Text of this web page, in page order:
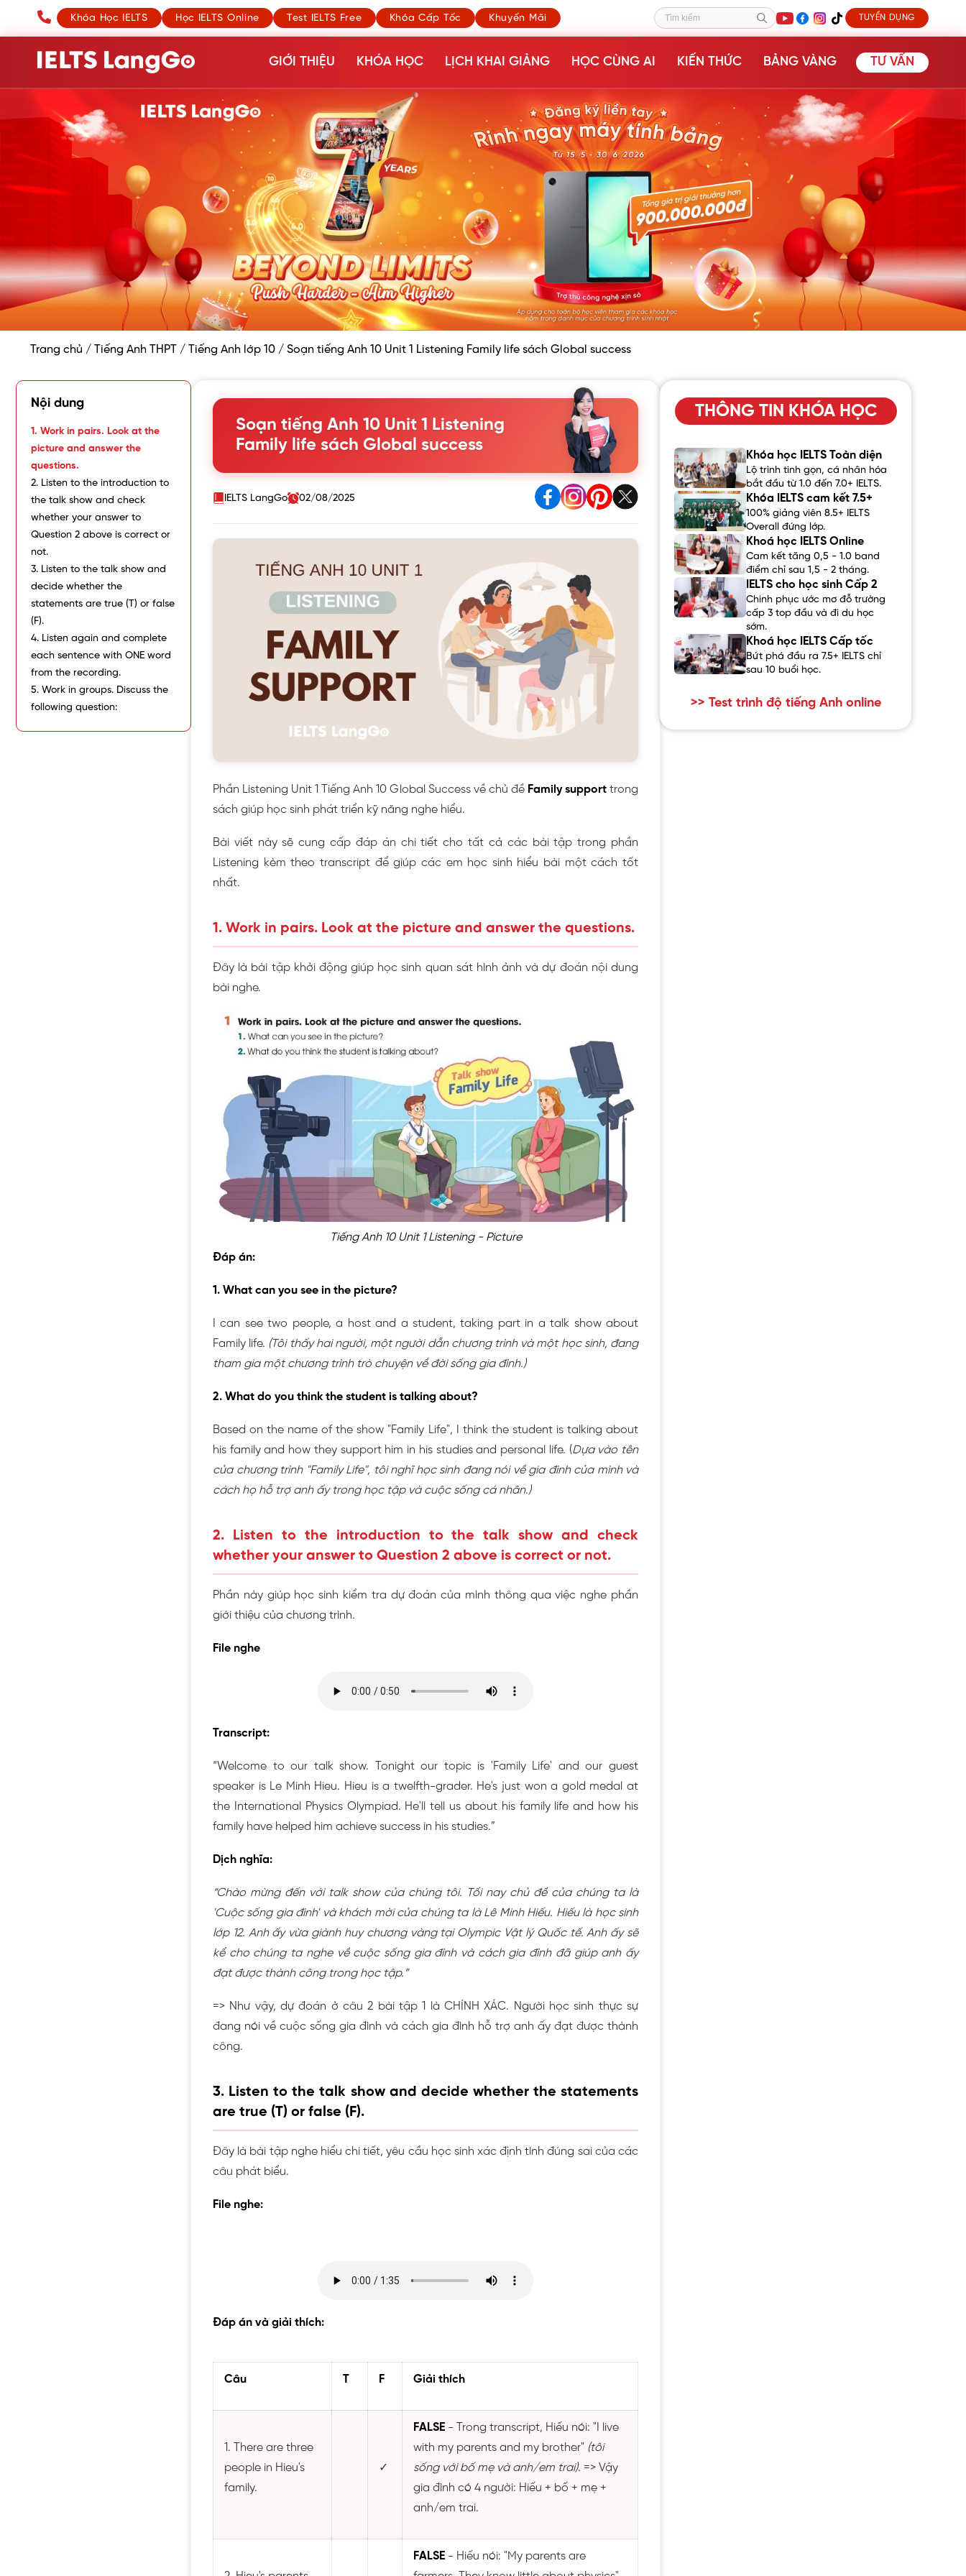
Khóa Học IELTS Học IELTS Online Test IELTS Free Khóa Cấp Tốc Khuyến Mãi Tìm kiếm TUYỂN DỤNG
GIỚI THIỆU KHÓA HỌC LỊCH KHAI GIẢNG HỌC CÙNG AI KIẾN THỨC BẢNG VÀNG TƯ VẤN
Trang chủ / Tiếng Anh THPT / Tiếng Anh lớp 10 / Soạn tiếng Anh 10 Unit 1 Listening Family life sách Global success
Nội dung
1. Work in pairs. Look at the
picture and answer the
questions.
2. Listen to the introduction to
the talk show and check
whether your answer to
Question 2 above is correct or
not.
3. Listen to the talk show and
decide whether the
statements are true (T) or false
(F).
4. Listen again and complete
each sentence with ONE word
from the recording.
5. Work in groups. Discuss the
following question:
Soạn tiếng Anh 10 Unit 1 Listening
Family life sách Global success
IELTS LangGo 02/08/2025
Phần Listening Unit 1 Tiếng Anh 10 Global Success về chủ đề Family supporttrong
sách giúp học sinh phát triển kỹ năng nghe hiểu.
Bài viết này sẽ cung cấp đáp án chi tiết cho tất cả các bài tập trong phần
Listening kèm theo transcript để giúp các em học sinh hiểu bài một cách tốt
nhất.
1. Work in pairs. Look at the picture and answer the questions.
Đây là bài tập khởi động giúp học sinh quan sát hình ảnh và dự đoán nội dung
bài nghe.
Tiếng Anh 10 Unit 1 Listening - Picture
Đáp án:
1. What can you see in the picture?
I can see two people, a host and a student, taking part in a talk show about
Family life. (Tôi thấy hai người, một người dẫn chương trình và một học sinh, đang
tham gia một chương trình trò chuyện về đời sống gia đình.)
2. What do you think the student is talking about?
Based on the name of the show "Family Life", I think the student is talking about
his family and how they support him in his studies and personal life. (Dựa vào tên
của chương trình "Family Life", tôi nghĩ học sinh đang nói về gia đình của mình và
cách họ hỗ trợ anh ấy trong học tập và cuộc sống cá nhân.)
2. Listen to the introduction to the talk show and check
whether your answer to Question 2 above is correct or not.
Phần này giúp học sinh kiểm tra dự đoán của mình thông qua việc nghe phần
giới thiệu của chương trình.
File nghe
Transcript:
“Welcome to our talk show. Tonight our topic is 'Family Life' and our guest
speaker is Le Minh Hieu. Hieu is a twelfth-grader. He's just won a gold medal at
the International Physics Olympiad. He'll tell us about his family life and how his
family have helped him achieve success in his studies.”
Dịch nghĩa:
“Chào mừng đến với talk show của chúng tôi. Tối nay chủ đề của chúng ta là
'Cuộc sống gia đình' và khách mời của chúng ta là Lê Minh Hiếu. Hiếu là học sinh
lớp 12. Anh ấy vừa giành huy chương vàng tại Olympic Vật lý Quốc tế. Anh ấy sẽ
kể cho chúng ta nghe về cuộc sống gia đình và cách gia đình đã giúp anh ấy
đạt được thành công trong học tập.”
=> Như vậy, dự đoán ở câu 2 bài tập 1 là CHÍNH XÁC. Người học sinh thực sự
đang nói về cuộc sống gia đình và cách gia đình hỗ trợ anh ấy đạt được thành
công.
3. Listen to the talk show and decide whether the statements
are true (T) or false (F).
Đây là bài tập nghe hiểu chi tiết, yêu cầu học sinh xác định tính đúng sai của các
câu phát biểu.
File nghe:
Đáp án và giải thích:
Câu T F Giải thích
1. There are three
people in Hieu's
family.
✓
FALSE - Trong transcript, Hiếu nói: "I live
with my parents and my brother" (tôi
sống với bố mẹ và anh/em trai). => Vậy
gia đình có 4 người: Hiếu + bố + mẹ +
anh/em trai.
FALSE - Hiếu nói: "My parents are
THÔNG TIN KHÓA HỌC
Khóa học IELTS Toàn diện
Lộ trình tinh gọn, cá nhân hóa
bắt đầu từ 1.0 đến 7.0+ IELTS.
Khóa IELTS cam kết 7.5+
100% giảng viên 8.5+ IELTS
Overall đứng lớp.
Khoá học IELTS Online
Cam kết tăng 0,5 - 1.0 band
điểm chỉ sau 1,5 - 2 tháng.
IELTS cho học sinh Cấp 2
Chinh phục ước mơ đỗ trường
cấp 3 top đầu và đi du học
sớm.
Khoá học IELTS Cấp tốc
Bứt phá đầu ra 7.5+ IELTS chỉ
sau 10 buổi học.
>> Test trình độ tiếng Anh online